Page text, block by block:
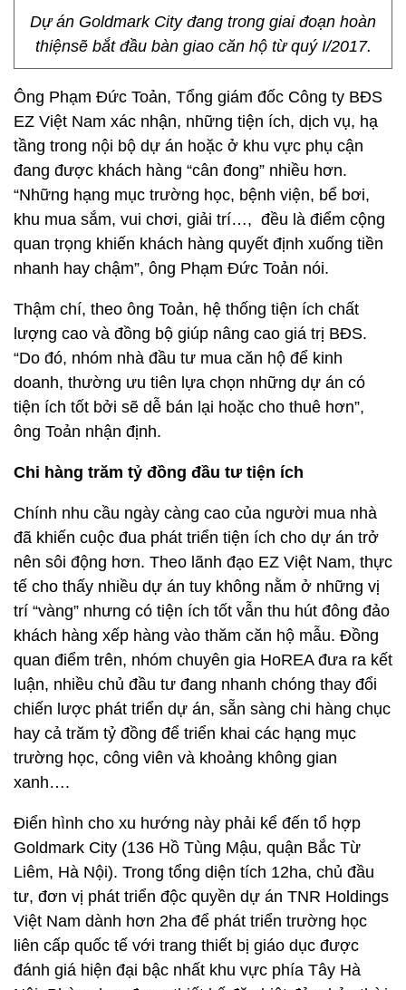
Dự án Goldmark City đang trong giai đoạn hoàn
thiệnsẽ bắt đầu bàn giao căn hộ từ quý I/2017.
Ông Phạm Đức Toản, Tổng giám đốc Công ty BĐS
EZ Việt Nam xác nhận, những tiện ích, dịch vụ, hạ
tầng trong nội bộ dự án hoặc ở khu vực phụ cận
đang được khách hàng “cân đong” nhiều hơn.
“Những hạng mục trường học, bệnh viện, bể bơi,
khu mua sắm, vui chơi, giải trí…, đều là điểm cộng
quan trọng khiến khách hàng quyết định xuống tiền
nhanh hay chậm”, ông Phạm Đức Toản nói.
Thậm chí, theo ông Toản, hệ thống tiện ích chất
lượng cao và đồng bộ giúp nâng cao giá trị BĐS.
“Do đó, nhóm nhà đầu tư mua căn hộ để kinh
doanh, thường ưu tiên lựa chọn những dự án có
tiện ích tốt bởi sẽ dễ bán lại hoặc cho thuê hơn”,
ông Toản nhận định.
Chi hàng trăm tỷ đồng đầu tư tiện ích
Chính nhu cầu ngày càng cao của người mua nhà
đã khiến cuộc đua phát triển tiện ích cho dự án trở
nên sôi động hơn. Theo lãnh đạo EZ Việt Nam, thực
tế cho thấy nhiều dự án tuy không nằm ở những vị
trí “vàng” nhưng có tiện ích tốt vẫn thu hút đông đảo
khách hàng xếp hàng vào thăm căn hộ mẫu. Đồng
quan điểm trên, nhóm chuyên gia HoREA đưa ra kết
luận, nhiều chủ đầu tư đang nhanh chóng thay đổi
chiến lược phát triển dự án, sẵn sàng chi hàng chục
hay cả trăm tỷ đồng để triển khai các hạng mục
trường học, công viên và khoảng không gian
xanh….
Điển hình cho xu hướng này phải kể đến tổ hợp
Goldmark City (136 Hồ Tùng Mậu, quận Bắc Từ
Liêm, Hà Nội). Trong tổng diện tích 12ha, chủ đầu
tư, đơn vị phát triển độc quyền dự án TNR Holdings
Việt Nam dành hơn 2ha để phát triển trường học
liên cấp quốc tế với trang thiết bị giáo dục được
đánh giá hiện đại bậc nhất khu vực phía Tây Hà